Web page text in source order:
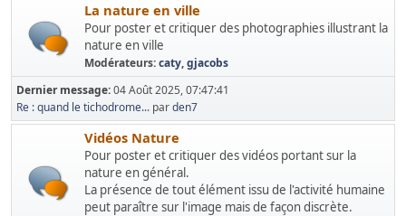
La nature en ville
Pour poster et critiquer des photographies illustrant la
nature en ville
Modérateurs:caty,gjacobs
Dernier message:04 Août 2025, 07:47:41
Re : quand le tichodrome... parden7
Vidéos Nature
Pour poster et critiquer des vidéos portant sur la
nature en général.
La présence de tout élément issu de l'activité humaine
peut paraître sur l'image mais de façon discrète.